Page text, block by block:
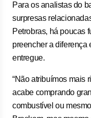
Para os analistas do
surpresas
Petrobras, há poucas
preencher a diferença
entregue.
“Não atribuímos mais
acabe comprando
combustível ou